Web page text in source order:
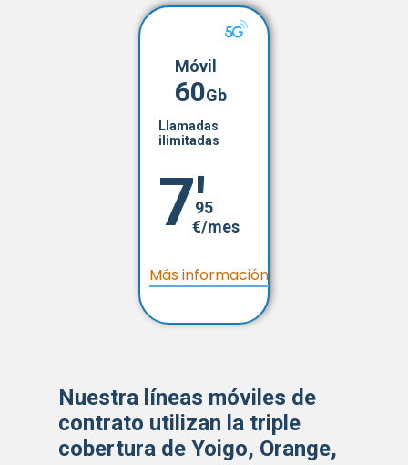
Móvil
60Gb
Llamadas
ilimitadas
7'95
€/mes
Más información
Nuestra líneas móviles de
contrato utilizan la triple
cobertura de Yoigo, Orange,